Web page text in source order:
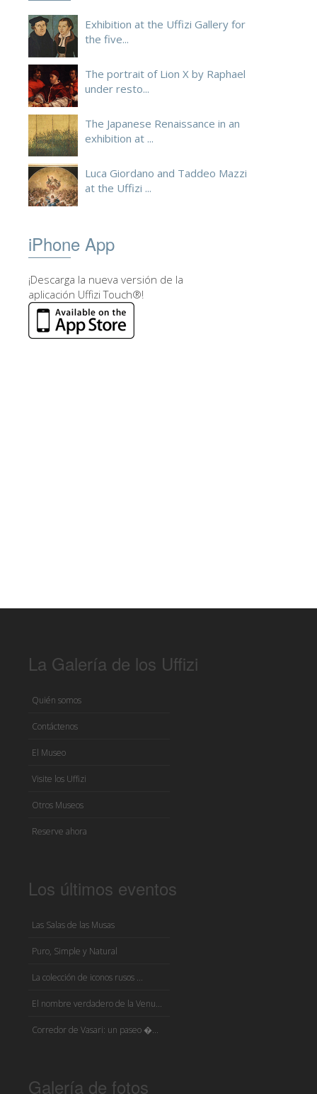
Exhibition at the Uffizi Gallery for
the five...
The portrait of Lion X by Raphael
under resto...
The Japanese Renaissance in an
exhibition at ...
Luca Giordano and Taddeo Mazzi
at the Uffizi ...
iPhone App
¡Descarga la nueva versión de la
aplicación Uffizi Touch®!
La Galería de los Uffizi
Quién somos
Contáctenos
El Museo
Visite los Uffizi
Otros Museos
Reserve ahora
Los últimos eventos
Las Salas de las Musas
Puro, Simple y Natural
La colección de iconos rusos ...
El nombre verdadero de la Venu...
Corredor de Vasari: un paseo �...
Galería de fotos